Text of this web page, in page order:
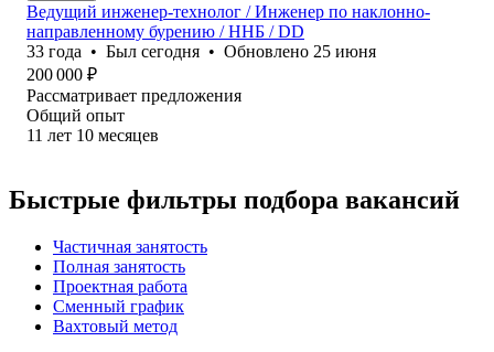
Ведущий инженер-технолог / Инженер по наклонно-
направленному бурению / ННБ / DD
33 года • Был сегодня • Обновлено 25 июня
200 000 ₽
Рассматривает предложения
Общий опыт
11 лет 10 месяцев
Быстрые фильтры подбора вакансий
Частичная занятость
Полная занятость
Проектная работа
Сменный график
Вахтовый метод